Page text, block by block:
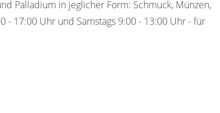
Palladium in jeglicher Form: Schmuck, Münzen,
17:00 Uhr und Samstags 9:00 - 13:00 Uhr - für